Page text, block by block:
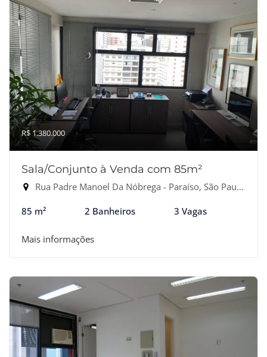
R$ 1.380.000
Sala/Conjunto à Venda com 85m²
Rua Padre Manoel Da Nóbrega - Paraíso, São Paulo-SP
85 m² 2 Banheiros 3 Vagas
Mais informações